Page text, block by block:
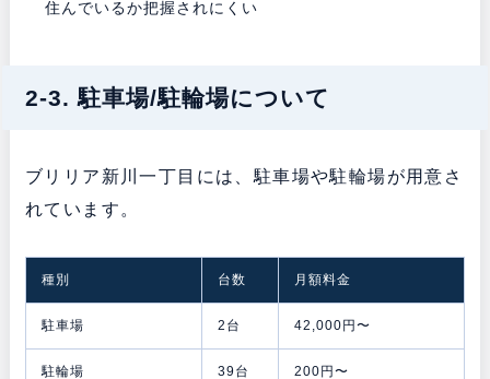
住んでいるか把握されにくい
2-3. 駐車場/駐輪場について
ブリリア新川一丁目には、駐車場や駐輪場が用意さ
れています。
種別 台数 月額料金
駐車場 2台 42,000円〜
駐輪場 39台 200円〜